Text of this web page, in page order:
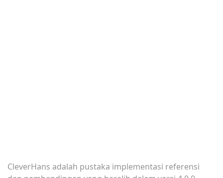
CleverHans adalah pustaka implementasi referensi